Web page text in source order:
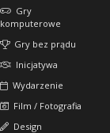
Gry
komputerowe
Gry bez prądu
Inicjatywa
Wydarzenie
Film / Fotografia
Design